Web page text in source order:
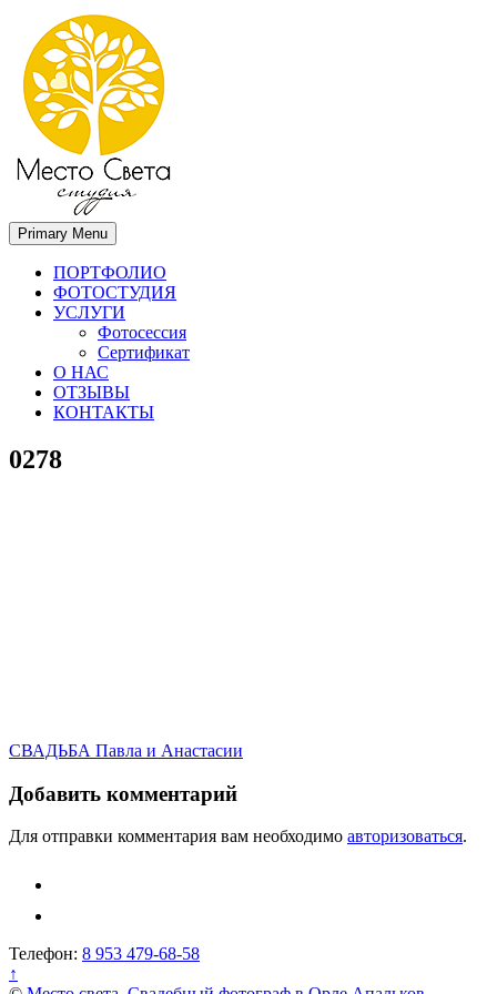
Место света. Свадебный фотограф в Орле Апальков Вячеслав
Свадебный фотограф в Орле
Primary Menu
ПОРТФОЛИО
ФОТОСТУДИЯ
УСЛУГИ
Фотосессия
Сертификат
О НАС
ОТЗЫВЫ
КОНТАКТЫ
0278
Навигация
по
записям
СВАДЬБА Павла и Анастасии
Добавить комментарий
Для отправки комментария вам необходимо авторизоваться.
Телефон: 8 953 479-68-58
↑